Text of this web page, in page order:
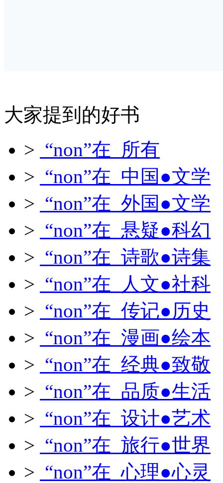
大家提到的好书
> “non”在 所有
> “non”在 中国●文学
> “non”在 外国●文学
> “non”在 悬疑●科幻
> “non”在 诗歌●诗集
> “non”在 人文●社科
> “non”在 传记●历史
> “non”在 漫画●绘本
> “non”在 经典●致敬
> “non”在 品质●生活
> “non”在 设计●艺术
> “non”在 旅行●世界
> “non”在 心理●心灵